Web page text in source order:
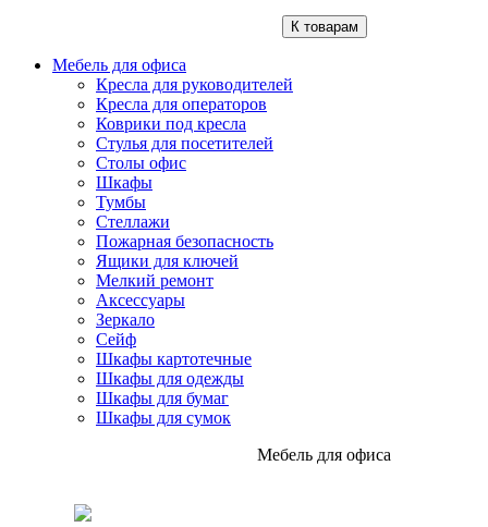
К товарам
Мебель для офиса
Кресла для руководителей
Кресла для операторов
Коврики под кресла
Стулья для посетителей
Столы офис
Шкафы
Тумбы
Стеллажи
Пожарная безопасность
Ящики для ключей
Мелкий ремонт
Аксессуары
Зеркало
Сейф
Шкафы картотечные
Шкафы для одежды
Шкафы для бумаг
Шкафы для сумок
Мебель для офиса